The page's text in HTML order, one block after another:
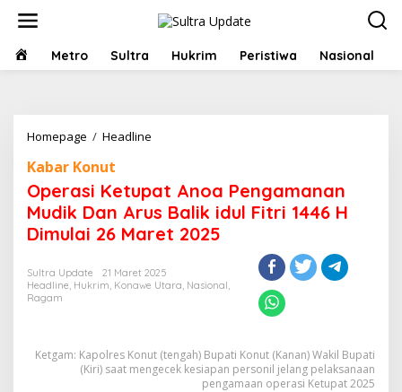
HOMEMetro Sultra Hukrim Peristiwa Nasional
Homepage / Headline
Pengamanan
Mudik
Dan
Arus
Fitri
Maret
2025
Kabar Konut
Operasi Ketupat Anoa Pengamanan
Mudik Dan Arus Balik idul Fitri 1446 H
Dimulai 26 Maret 2025
Sultra Update
21 Maret 2025
Headline, Hukrim, Konawe Utara, Nasional,
Ragam
Ketgam: Kapolres Konut (tengah) Bupati Konut (Kanan) Wakil Bupati
(Kiri) saat mengecek kesiapan personil jelang pelaksanaan
pengamaan operasi Ketupat 2025